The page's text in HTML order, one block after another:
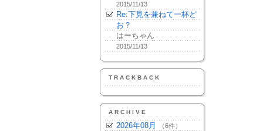
2015/11/13
Re:下見を兼ねて一杯ど
お？
はーちゃん
2015/11/13
TRACKBACK
ARCHIVE
2026年08月 （6件）